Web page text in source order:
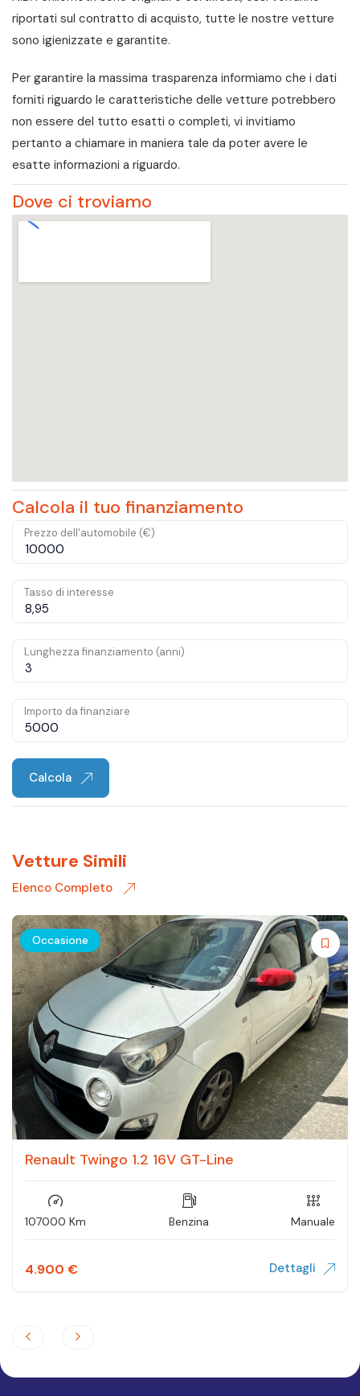
riportati sul contratto di acquisto, tutte le nostre vetture
sono igienizzate e garantite.
Per garantire la massima trasparenza informiamo che i dati
forniti riguardo le caratteristiche delle vetture potrebbero
non essere del tutto esatti o completi, vi invitiamo
pertanto a chiamare in maniera tale da poter avere le
esatte informazioni a riguardo.
Dove ci troviamo
Calcola il tuo finanziamento
Prezzo dell'automobile (€)
Tasso di interesse
Lunghezza finanziamento (anni)
Importo da finanziare
Calcola
Vetture Simili
Elenco Completo
Occasione
Renault Twingo 1.2 16V GT-Line
107000 Km Benzina Manuale
4.900 € Dettagli